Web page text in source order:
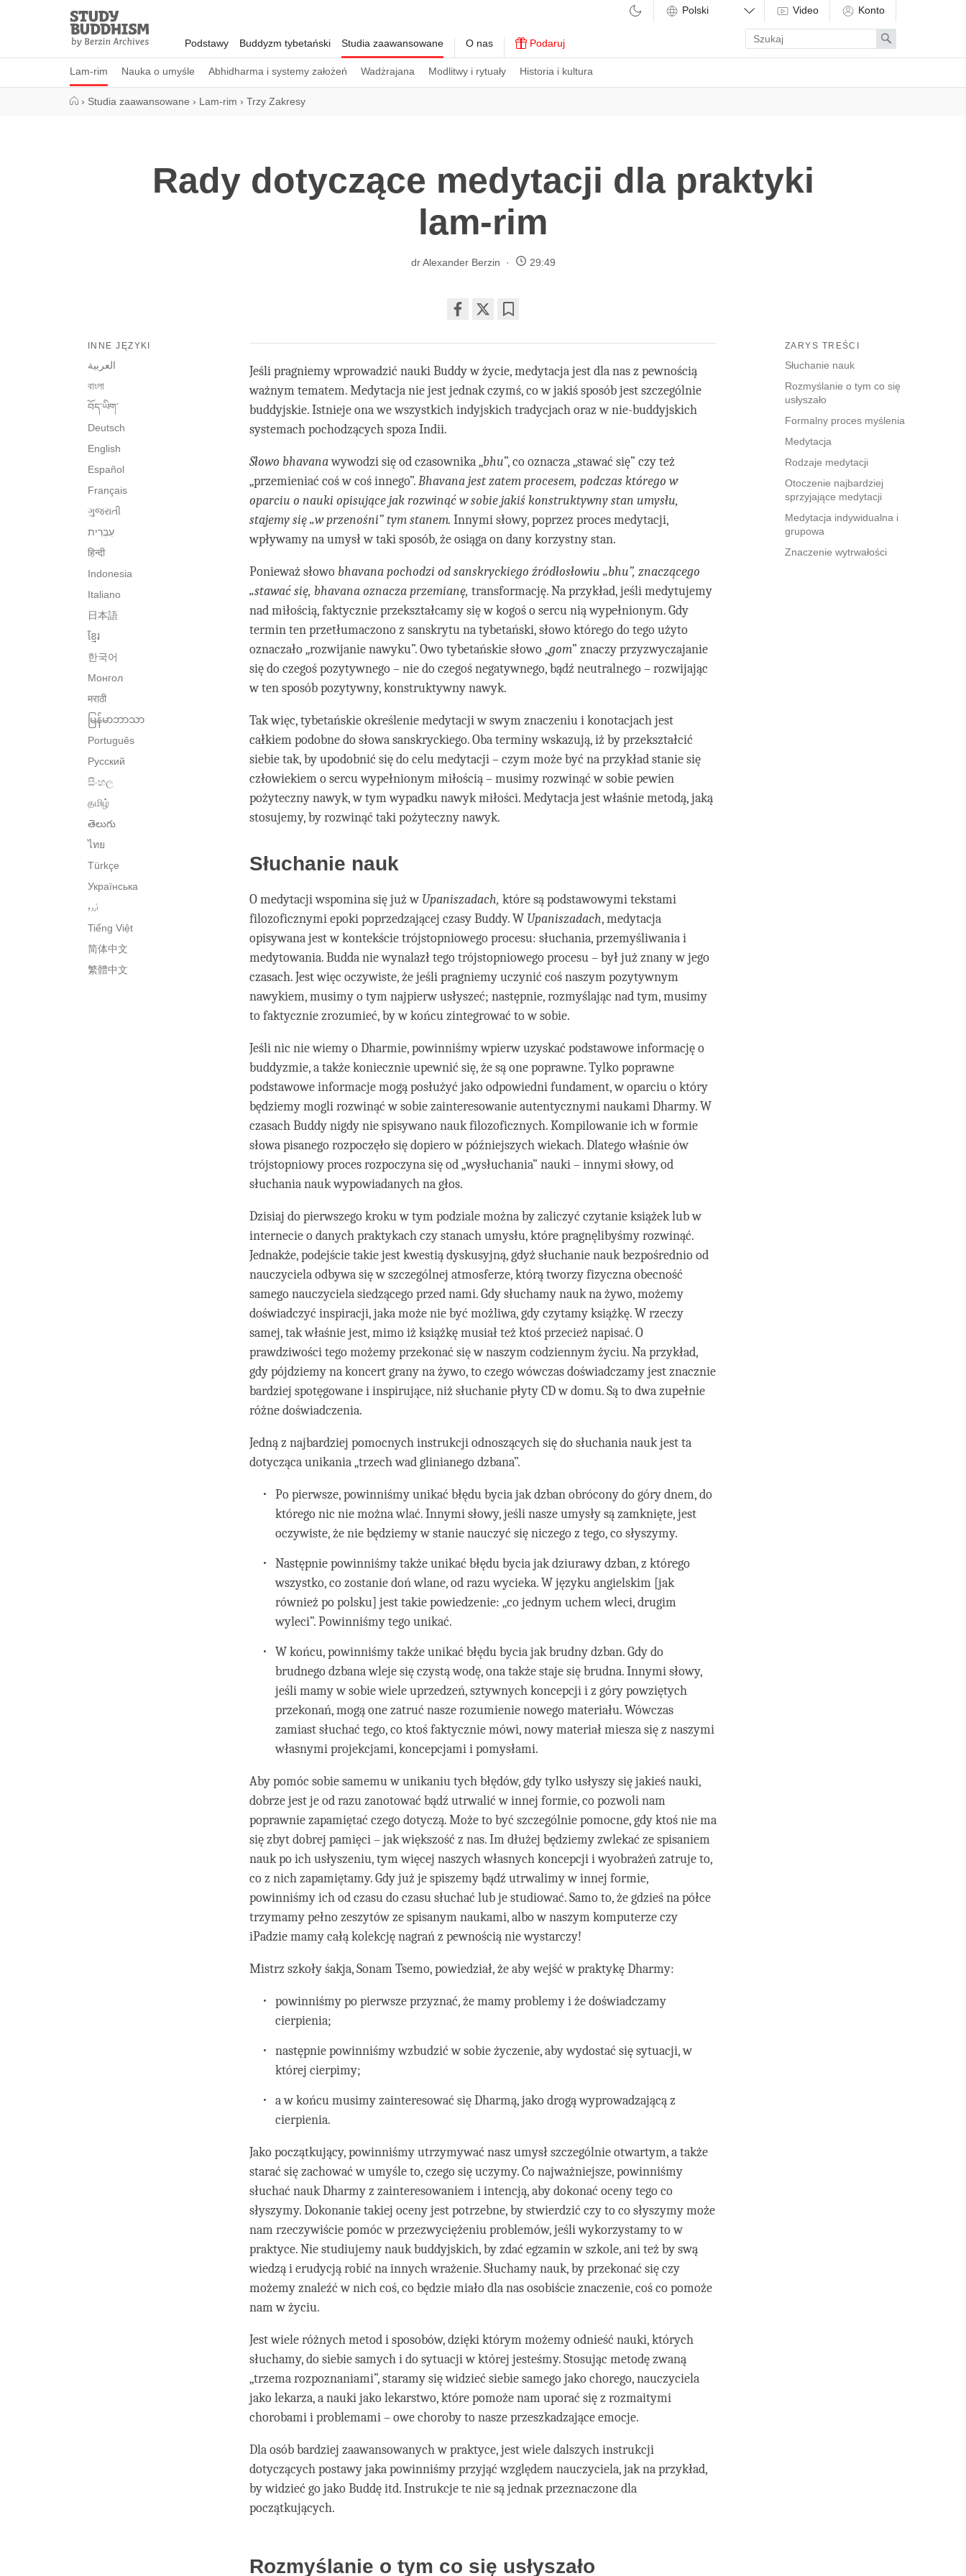
Study
Buddhism
Home
Podstawy Buddyzm tybetański Studia zaawansowane
Lam-rim Nauka o umyśle Abhidharma i systemy założeń Wadżrajana Modlitwy i rytuały Historia i kultura
O nas Podaruj
Video Konto
Enter
search
term
Search
› Studia zaawansowane › Lam-rim › Trzy Zakresy
Rady dotyczące medytacji dla praktyki
lam-rim
dr Alexander Berzin 29:49
on
facebook
ZARYS TREŚCI
Słuchanie nauk
Rozmyślanie o tym co się
usłyszało
Formalny proces myślenia
Medytacja
Rodzaje medytacji
Otoczenie najbardziej
sprzyjające medytacji
Medytacja indywidualna i
grupowa
Znaczenie wytrwałości
INNE JĘZYKI
العربية
বাংলা
བོད་ཡིག་
Deutsch
English
Español
Français
ગુજરાતી
हिन्दी
Indonesia
Italiano
日本語
ខ្មែរ
한국어
Монгол
मराठी
မြန်မာဘာသာ
Português
Русский
සිංහල
தமிழ்
తెలుగు
ไทย
Türkçe
Українська
اُردو
Tiếng Việt
简体中文
繁體中文
Jeśli pragniemy wprowadzić nauki Buddy w życie, medytacja jest dla nas z pewnością
ważnym tematem. Medytacja nie jest jednak czymś, co w jakiś sposób jest szczególnie
buddyjskie. Istnieje ona we wszystkich indyjskich tradycjach oraz w nie-buddyjskich
systemach pochodzących spoza Indii.
Słowo bhavanawywodzi się od czasownika „bhu”, co oznacza „stawać się” czy też
„przemieniać coś w coś innego”.Bhavana jest zatem procesem, podczas którego w
oparciu o nauki opisujące jak rozwinąć w sobie jakiś konstruktywny stan umysłu,
stajemy się „w przenośni” tym stanem. Innymi słowy, poprzez proces medytacji,
wpływamy na umysł w taki sposób, że osiąga on dany korzystny stan.
Ponieważ słowo bhavana pochodzi od sanskryckiego źródłosłowiu „bhu”, znaczącego
„stawać się, bhavana oznacza przemianę, transformację. Na przykład, jeśli medytujemy
nad miłością, faktycznie przekształcamy się w kogoś o sercu nią wypełnionym. Gdy
termin ten przetłumaczono z sanskrytu na tybetański, słowo którego do tego użyto
oznaczało „rozwijanie nawyku”. Owo tybetańskie słowo „gom” znaczy przyzwyczajanie
się do czegoś pozytywnego – nie do czegoś negatywnego, bądź neutralnego – rozwijając
w ten sposób pozytywny, konstruktywny nawyk.
Tak więc, tybetańskie określenie medytacji w swym znaczeniu i konotacjach jest
całkiem podobne do słowa sanskryckiego. Oba terminy wskazują, iż by przekształcić
siebie tak, by upodobnić się do celu medytacji – czym może być na przykład stanie się
człowiekiem o sercu wypełnionym miłością – musimy rozwinąć w sobie pewien
pożyteczny nawyk, w tym wypadku nawyk miłości. Medytacja jest właśnie metodą, jaką
stosujemy, by rozwinąć taki pożyteczny nawyk.
Słuchanie nauk
O medytacji wspomina się już w Upaniszadach, które są podstawowymi tekstami
filozoficznymi epoki poprzedzającej czasy Buddy. W Upaniszadach, medytacja
opisywana jest w kontekście trójstopniowego procesu: słuchania, przemyśliwania i
medytowania. Budda nie wynalazł tego trójstopniowego procesu – był już znany w jego
czasach. Jest więc oczywiste, że jeśli pragniemy uczynić coś naszym pozytywnym
nawykiem, musimy o tym najpierw usłyszeć; następnie, rozmyślając nad tym, musimy
to faktycznie zrozumieć, by w końcu zintegrować to w sobie.
Jeśli nic nie wiemy o Dharmie, powinniśmy wpierw uzyskać podstawowe informację o
buddyzmie, a także koniecznie upewnić się, że są one poprawne. Tylko poprawne
podstawowe informacje mogą posłużyć jako odpowiedni fundament, w oparciu o który
będziemy mogli rozwinąć w sobie zainteresowanie autentycznymi naukami Dharmy. W
czasach Buddy nigdy nie spisywano nauk filozoficznych. Kompilowanie ich w formie
słowa pisanego rozpoczęło się dopiero w późniejszych wiekach. Dlatego właśnie ów
trójstopniowy proces rozpoczyna się od „wysłuchania” nauki – innymi słowy, od
słuchania nauk wypowiadanych na głos.
Dzisiaj do pierwszego kroku w tym podziale można by zaliczyć czytanie książek lub w
internecie o danych praktykach czy stanach umysłu, które pragnęlibyśmy rozwinąć.
Jednakże, podejście takie jest kwestią dyskusyjną, gdyż słuchanie nauk bezpośrednio od
nauczyciela odbywa się w szczególnej atmosferze, którą tworzy fizyczna obecność
samego nauczyciela siedzącego przed nami. Gdy słuchamy nauk na żywo, możemy
doświadczyć inspiracji, jaka może nie być możliwa, gdy czytamy książkę. W rzeczy
samej, tak właśnie jest, mimo iż książkę musiał też ktoś przecież napisać. O
prawdziwości tego możemy przekonać się w naszym codziennym życiu. Na przykład,
gdy pójdziemy na koncert grany na żywo, to czego wówczas doświadczamy jest znacznie
bardziej spotęgowane i inspirujące, niż słuchanie płyty CD w domu. Są to dwa zupełnie
różne doświadczenia.
Jedną z najbardziej pomocnych instrukcji odnoszących się do słuchania nauk jest ta
dotycząca unikania „trzech wad glinianego dzbana”.
Po pierwsze, powinniśmy unikać błędu bycia jak dzban obrócony do góry dnem, do
którego nic nie można wlać. Innymi słowy, jeśli nasze umysły są zamknięte, jest
oczywiste, że nie będziemy w stanie nauczyć się niczego z tego, co słyszymy.
Następnie powinniśmy także unikać błędu bycia jak dziurawy dzban, z którego
wszystko, co zostanie doń wlane, od razu wycieka. W języku angielskim [jak
również po polsku] jest takie powiedzenie: „co jednym uchem wleci, drugim
wyleci”. Powinniśmy tego unikać.
W końcu, powinniśmy także unikać błędu bycia jak brudny dzban. Gdy do
brudnego dzbana wleje się czystą wodę, ona także staje się brudna. Innymi słowy,
jeśli mamy w sobie wiele uprzedzeń, sztywnych koncepcji i z góry powziętych
przekonań, mogą one zatruć nasze rozumienie nowego materiału. Wówczas
zamiast słuchać tego, co ktoś faktycznie mówi, nowy materiał miesza się z naszymi
własnymi projekcjami, koncepcjami i pomysłami.
Aby pomóc sobie samemu w unikaniu tych błędów, gdy tylko usłyszy się jakieś nauki,
dobrze jest je od razu zanotować bądź utrwalić w innej formie, co pozwoli nam
poprawnie zapamiętać czego dotyczą. Może to być szczególnie pomocne, gdy ktoś nie ma
się zbyt dobrej pamięci – jak większość z nas. Im dłużej będziemy zwlekać ze spisaniem
nauk po ich usłyszeniu, tym więcej naszych własnych koncepcji i wyobrażeń zatruje to,
co z nich zapamiętamy. Gdy już je spiszemy bądź utrwalimy w innej formie,
powinniśmy ich od czasu do czasu słuchać lub je studiować. Samo to, że gdzieś na półce
trzymamy pełno zeszytów ze spisanym naukami, albo w naszym komputerze czy
iPadzie mamy całą kolekcję nagrań z pewnością nie wystarczy!
Mistrz szkoły śakja, Sonam Tsemo, powiedział, że aby wejść w praktykę Dharmy:
powinniśmy po pierwsze przyznać, że mamy problemy i że doświadczamy
cierpienia;
następnie powinniśmy wzbudzić w sobie życzenie, aby wydostać się sytuacji, w
której cierpimy;
a w końcu musimy zainteresować się Dharmą, jako drogą wyprowadzającą z
cierpienia.
Jako początkujący, powinniśmy utrzymywać nasz umysł szczególnie otwartym, a także
starać się zachować w umyśle to, czego się uczymy. Co najważniejsze, powinniśmy
słuchać nauk Dharmy z zainteresowaniem i intencją, aby dokonać oceny tego co
słyszymy. Dokonanie takiej oceny jest potrzebne, by stwierdzić czy to co słyszymy może
nam rzeczywiście pomóc w przezwyciężeniu problemów, jeśli wykorzystamy to w
praktyce. Nie studiujemy nauk buddyjskich, by zdać egzamin w szkole, ani też by swą
wiedzą i erudycją robić na innych wrażenie. Słuchamy nauk, by przekonać się czy
możemy znaleźć w nich coś, co będzie miało dla nas osobiście znaczenie, coś co pomoże
nam w życiu.
Jest wiele różnych metod i sposobów, dzięki którym możemy odnieść nauki, których
słuchamy, do siebie samych i do sytuacji w której jesteśmy. Stosując metodę zwaną
„trzema rozpoznaniami”, staramy się widzieć siebie samego jako chorego, nauczyciela
jako lekarza, a nauki jako lekarstwo, które pomoże nam uporać się z rozmaitymi
chorobami i problemami – owe choroby to nasze przeszkadzające emocje.
Dla osób bardziej zaawansowanych w praktyce, jest wiele dalszych instrukcji
dotyczących postawy jaka powinniśmy przyjąć względem nauczyciela, jak na przykład,
by widzieć go jako Buddę itd. Instrukcje te nie są jednak przeznaczone dla
początkujących.
Rozmyślanie o tym co się usłyszało